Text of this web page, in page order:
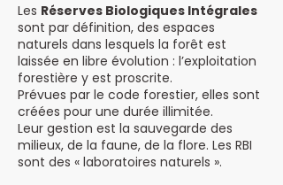
Les Réserves Biologiques Intégrales
sont par définition, des espaces
naturels dans lesquels la forêt est
laissée en libre évolution : l’exploitation
forestière y est proscrite.
Prévues par le code forestier, elles sont
créées pour une durée illimitée.
Leur gestion est la sauvegarde des
milieux, de la faune, de la flore. Les RBI
sont des « laboratoires naturels ».